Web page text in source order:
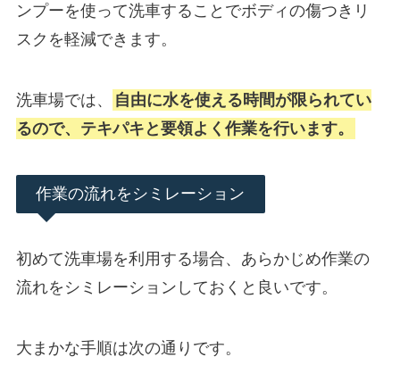
ンプーを使って洗車することでボディの傷つきリ
スクを軽減できます。
洗車場では、
自由に水を使える時間が限られてい
るので、テキパキと要領よく作業を行います。
作業の流れをシミレーション
初めて洗車場を利用する場合、あらかじめ作業の
流れをシミレーションしておくと良いです。
大まかな手順は次の通りです。